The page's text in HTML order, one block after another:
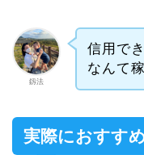
釼法
信用で
なんて
実際におすす